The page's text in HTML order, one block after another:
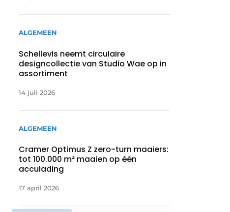
ALGEMEEN
Schellevis neemt circulaire
designcollectie van Studio Wae op in
assortiment
14 juli 2026
ALGEMEEN
Cramer Optimus Z zero-turn maaiers:
tot 100.000 m² maaien op één
acculading
17 april 2026